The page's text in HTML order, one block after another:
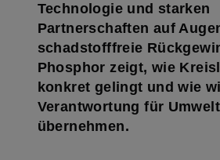
Technologie und starken
Partnerschaften auf
schadstofffreie
Phosphor zeigt, wie
konkret gelingt und wie
Verantwortung für
übernehmen.